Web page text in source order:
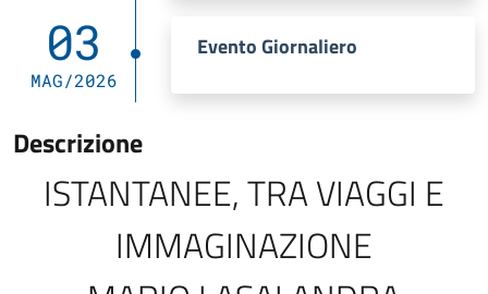
03
MAG/2026
Evento Giornaliero
Descrizione
ISTANTANEE, TRA VIAGGI E
IMMAGINAZIONE